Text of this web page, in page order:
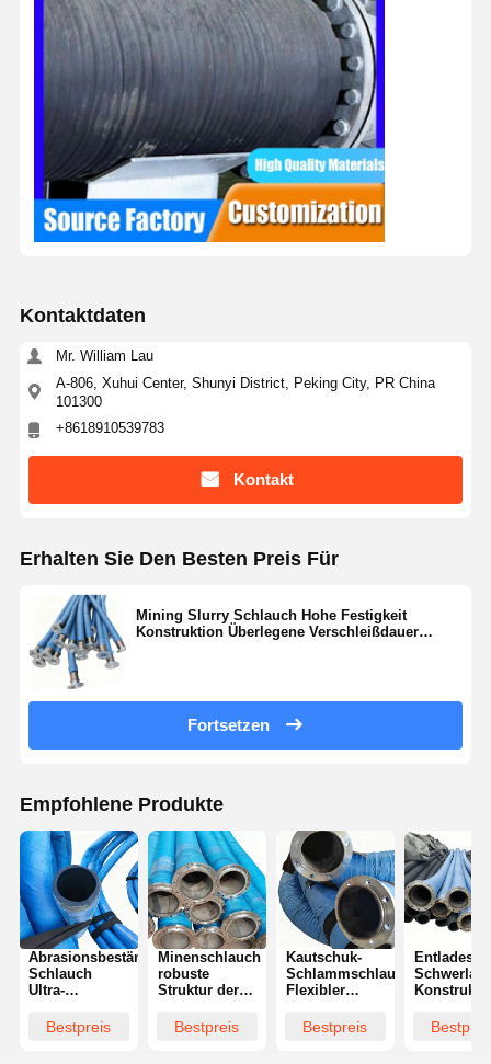
Kontaktdaten
Mr. William Lau
A-806, Xuhui Center, Shunyi District, Peking City, PR China
101300
+8618910539783
Kontakt
Erhalten Sie Den Besten Preis Für
Mining Slurry Schlauch Hohe Festigkeit
Konstruktion Überlegene Verschleißdauer
Fortsetzen
Empfohlene Produkte
Abrasionsbeständiger
Schlauch
Ultra-
Auskleidung
Extreme
Bestpreis
Minenschlauch
robuste
Struktur der
starke
Schlagfestigkeit
Bestpreis
Kautschuk-
Schlammschlauch
Flexibler
Verbesserte
Partikelbeständigkeit
Bestpreis